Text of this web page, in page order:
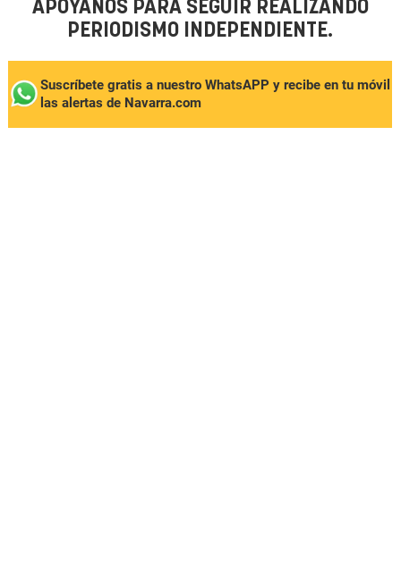
APÓYANOS PARA SEGUIR REALIZANDO
PERIODISMO INDEPENDIENTE.
Suscríbete gratis a nuestro WhatsAPP y recibe en tu móvil
las alertas de Navarra.com